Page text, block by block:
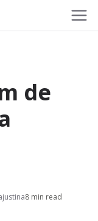
de
8 min read